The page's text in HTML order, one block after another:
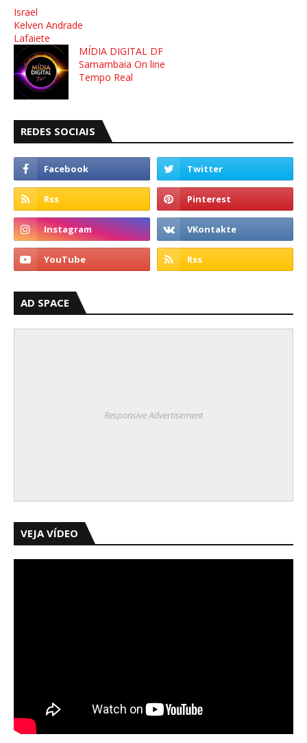
Israel
Kelven Andrade
Lafaiete
MÍDIA DIGITAL DF
Samambaia On line
Tempo Real
REDES SOCIAIS
AD SPACE
Responsive Advertisement
VEJA VÍDEO